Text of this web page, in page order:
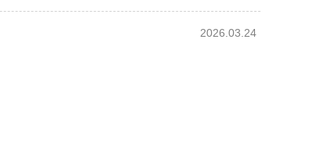
2026.03.24